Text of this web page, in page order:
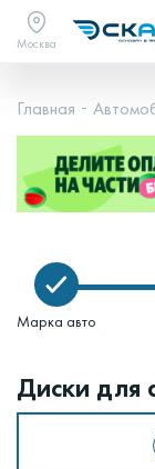
Москва
Главная
Марка авто
Диски для